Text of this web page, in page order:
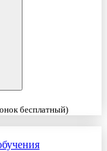
бесплатный)